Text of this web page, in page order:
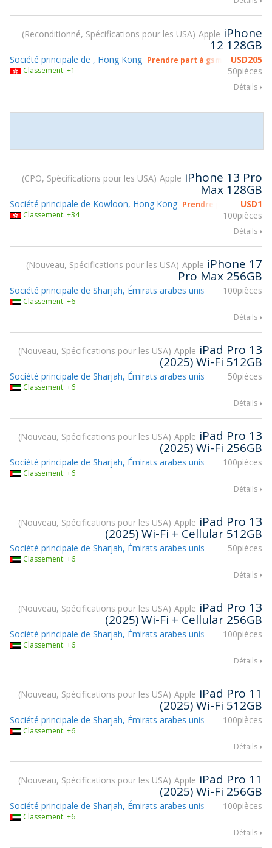
Reconditionné, Spécifications pour les USA Apple iPhone
12 128GB
USD205
50pièces
Société principale de , Hong Kong Prendre part à gsmX Hong Kong
Classement: +1
Détails
CPO, Spécifications pour les USA Apple iPhone 13 Pro
Max 128GB
USD1
100pièces
Société principale de Kowloon, Hong Kong Prendre part à gsmX
Classement: +34
Détails
Nouveau, Spécifications pour les USA Apple iPhone 17
Pro Max 256GB
100pièces
Société principale de Sharjah, Émirats arabes unis
Classement: +6
Détails
Nouveau, Spécifications pour les USA Apple iPad Pro 13
(2025) Wi-Fi 512GB
50pièces
Société principale de Sharjah, Émirats arabes unis
Classement: +6
Détails
Nouveau, Spécifications pour les USA Apple iPad Pro 13
(2025) Wi-Fi 256GB
100pièces
Société principale de Sharjah, Émirats arabes unis
Classement: +6
Détails
Nouveau, Spécifications pour les USA Apple iPad Pro 13
(2025) Wi-Fi + Cellular 512GB
50pièces
Société principale de Sharjah, Émirats arabes unis
Classement: +6
Détails
Nouveau, Spécifications pour les USA Apple iPad Pro 13
(2025) Wi-Fi + Cellular 256GB
100pièces
Société principale de Sharjah, Émirats arabes unis
Classement: +6
Détails
Nouveau, Spécifications pour les USA Apple iPad Pro 11
(2025) Wi-Fi 512GB
100pièces
Société principale de Sharjah, Émirats arabes unis
Classement: +6
Détails
Nouveau, Spécifications pour les USA Apple iPad Pro 11
(2025) Wi-Fi 256GB
100pièces
Société principale de Sharjah, Émirats arabes unis
Classement: +6
Détails